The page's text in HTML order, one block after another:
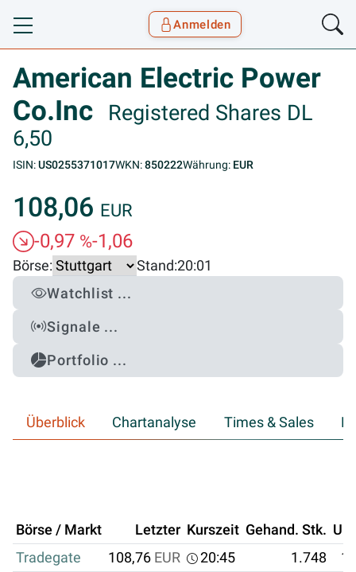
Toggle navigation
Anmelden
American Electric Power
Co.Inc
Registered Shares DL
6,50
ISIN:US0255371017WKN:850222Währung: EUR
108,06 EUR
-0,97 %-1,06
Börse: Stand:20:01
Watchlist ...
Signale ...
Portfolio ...
Überblick Chartanalyse Times & Sales
Börse / Markt Letzter Kurszeit Gehand. Stk.
Tradegate
108,76 EUR 20:45 1.748